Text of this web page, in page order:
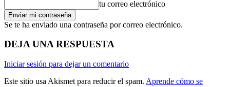
tu correo electrónico
Se te ha enviado una contraseña por correo electrónico.
DEJA UNA RESPUESTA
Iniciar sesión para dejar un comentario
Este sitio usa Akismet para reducir el spam. Aprende cómo se